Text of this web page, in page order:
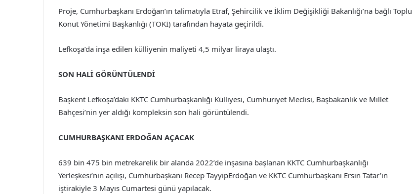
Proje, Cumhurbaşkanı Erdoğan’ın talimatıyla Etraf, Şehircilik ve İklim Değişikliği Bakanlığı’na bağlı Toplu
Konut Yönetimi Başkanlığı (TOKİ) tarafından hayata geçirildi.
Lefkoşa’da inşa edilen külliyenin maliyeti 4,5 milyar liraya ulaştı.
SON HALİ GÖRÜNTÜLENDİ
Başkent Lefkoşa’daki KKTC Cumhurbaşkanlığı Külliyesi, Cumhuriyet Meclisi, Başbakanlık ve Millet
Bahçesi’nin yer aldığı kompleksin son hali görüntülendi.
CUMHURBAŞKANI ERDOĞAN AÇACAK
639 bin 475 bin metrekarelik bir alanda 2022’de inşasına başlanan KKTC Cumhurbaşkanlığı
Yerleşkesi’nin açılışı, Cumhurbaşkanı Recep TayyipErdoğan ve KKTC Cumhurbaşkanı Ersin Tatar’ın
iştirakiyle 3 Mayıs Cumartesi günü yapılacak.